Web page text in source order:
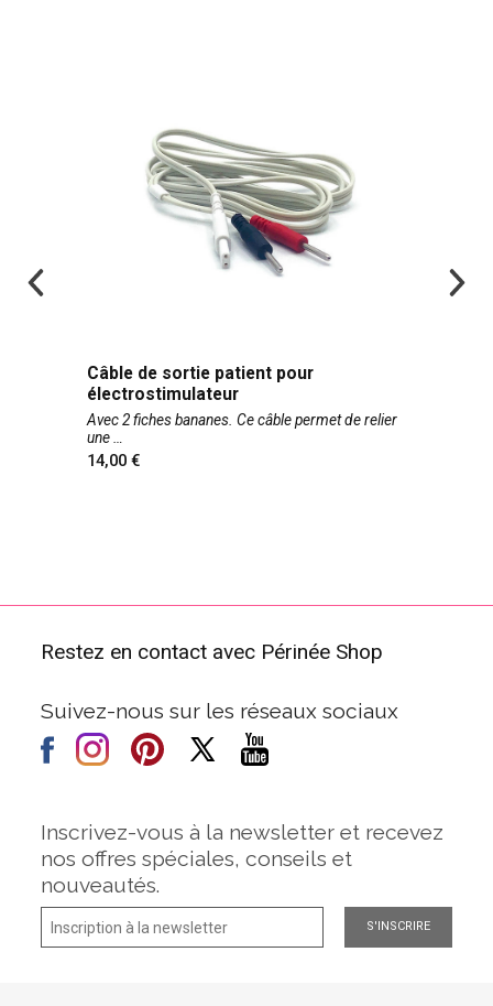
Câble de sortie patient pour
électrostimulateur
Avec 2 fiches bananes. Ce câble permet de relier
une
14,00
Restez en contact avec Périnée Shop
Suivez-nous sur les réseaux sociaux
Inscrivez-vous à la newsletter et recevez
nos offres spéciales, conseils et
nouveautés.
S'INSCRIRE